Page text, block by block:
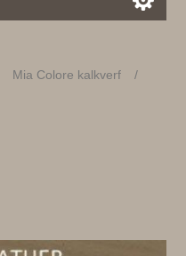
Mia Colore kalkverf
/